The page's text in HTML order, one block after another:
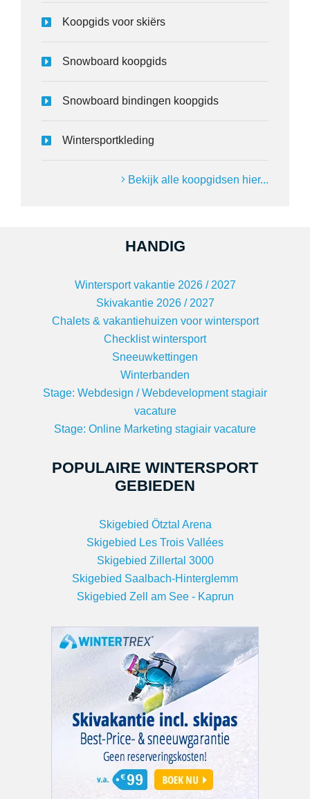
Koopgids voor skiërs
Snowboard koopgids
Snowboard bindingen koopgids
Wintersportkleding
Bekijk alle koopgidsen hier...
HANDIG
Wintersport vakantie 2026 / 2027
Skivakantie 2026 / 2027
Chalets & vakantiehuizen voor wintersport
Checklist wintersport
Sneeuwkettingen
Winterbanden
Stage: Webdesign / Webdevelopment stagiair
vacature
Stage: Online Marketing stagiair vacature
POPULAIRE WINTERSPORT
GEBIEDEN
Skigebied Ötztal Arena
Skigebied Les Trois Vallées
Skigebied Zillertal 3000
Skigebied Saalbach-Hinterglemm
Skigebied Zell am See - Kaprun